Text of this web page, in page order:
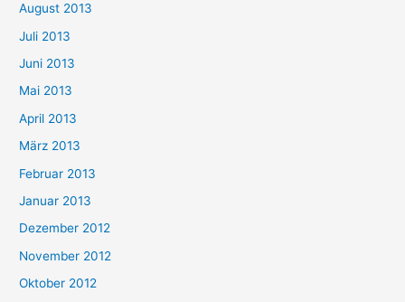
August 2013
Juli 2013
Juni 2013
Mai 2013
April 2013
März 2013
Februar 2013
Januar 2013
Dezember 2012
November 2012
Oktober 2012